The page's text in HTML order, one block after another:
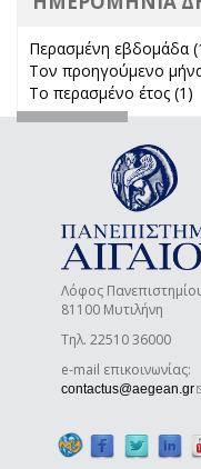
Περασμένη εβδομάδα
Τον προηγούμενο
Το περασμένο έτος (1)
Λόφος
81100 Μυτιλήνη
Τηλ. 22510 36000
e-mail επικοινωνίας:
contactus@aegean.gr